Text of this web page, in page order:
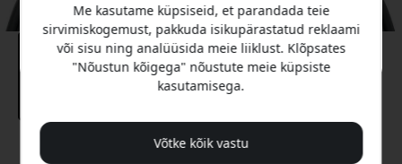
Soovitatav hind
Me kasutame küpsiseid, et parandada teie
sirvimiskogemust, pakkuda isikupärastatud reklaami
või sisu ning analüüsida meie liiklust. Klõpsates
"Nõustun kõigega" nõustute meie küpsiste
kasutamisega.
Võtke kõik vastu
Ei, ma eelistaksin täishinda maksta.